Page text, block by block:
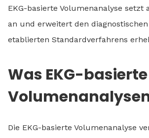
EKG-basierte Volumenanalyse setzt
an und erweitert den diagnostischen
etablierten Standardverfahrens
Was EKG-basierte
Die EKG-basierte Volumenanalyse